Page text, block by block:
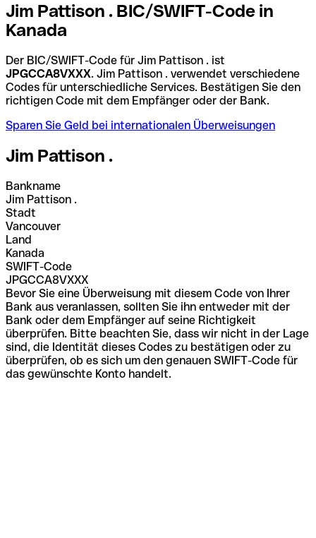
Jim Pattison . BIC/SWIFT-Code in
Kanada
Der BIC/SWIFT-Code für Jim Pattison . ist
JPGCCA8VXXX. Jim Pattison . verwendet verschiedene
Codes für unterschiedliche Services. Bestätigen Sie den
richtigen Code mit dem Empfänger oder der Bank.
Sparen Sie Geld bei internationalen Überweisungen
Jim Pattison .
Bankname
Jim Pattison .
Stadt
Vancouver
Land
Kanada
SWIFT-Code
JPGCCA8VXXX
Bevor Sie eine Überweisung mit diesem Code von Ihrer
Bank aus veranlassen, sollten Sie ihn entweder mit der
Bank oder dem Empfänger auf seine Richtigkeit
überprüfen. Bitte beachten Sie, dass wir nicht in der Lage
sind, die Identität dieses Codes zu bestätigen oder zu
überprüfen, ob es sich um den genauen SWIFT-Code für
das gewünschte Konto handelt.